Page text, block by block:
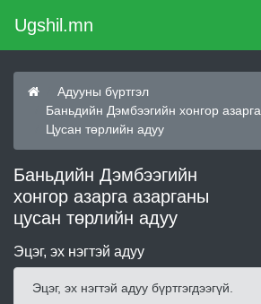
Ugshil.mn
Адууны бүртгэл
Баньдийн Дэмбээгийн хонгор азарга
Цусан төрлийн адуу
Баньдийн Дэмбээгийн
хонгор азарга азарганы
цусан төрлийн адуу
Эцэг, эх нэгтэй адуу
Эцэг, эх нэгтэй адуу бүртгэгдээгүй.